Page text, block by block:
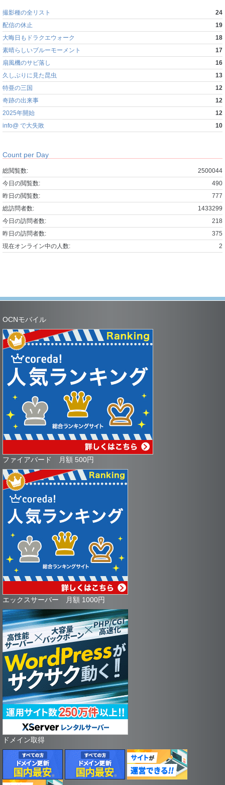
撮影種の全リスト
24
配信の休止
19
大晦日もドラクエウォーク
18
素晴らしいブルーモーメント
17
扇風機のサビ落し
16
久しぶりに見た昆虫
13
特亜の三国
12
奇跡の出来事
12
2025年開始
12
info@ で大失敗
10
Count per Day
2500044
総閲覧数:
490
今日の閲覧数:
777
昨日の閲覧数:
1433299
総訪問者数:
218
今日の訪問者数:
375
昨日の訪問者数:
2
現在オンライン中の人数:
OCNモバイル
ファイアバード 月額 500円
エックスサーバー 月額 1000円
ドメイン取得